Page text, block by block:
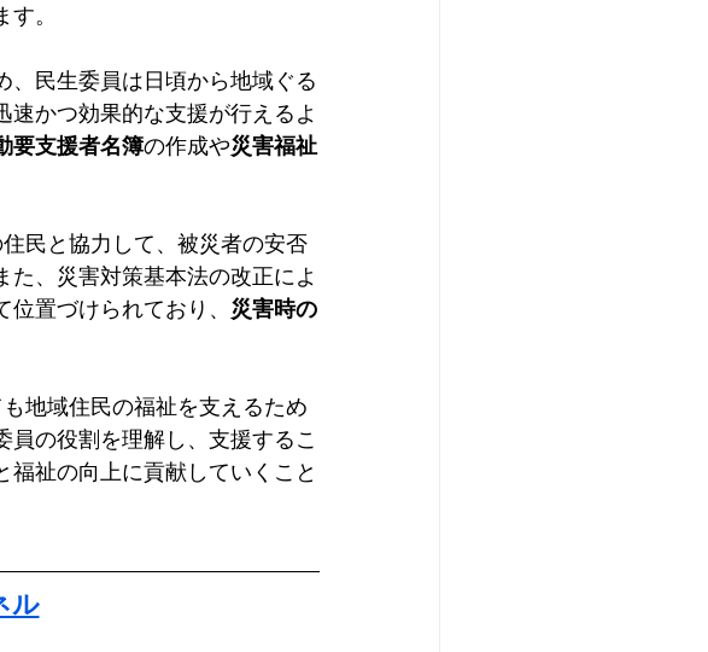
す。
、民生委員は日頃から地域ぐる
かつ効果的な支援が行えるよ
要支援者名簿の作成や災害福祉
民と協力して、被災者の安否
、災害対策基本法の改正によ
置づけられており、 災害時の
地域住民の福祉を支えるため
の役割を理解し、支援するこ
祉の向上に貢献していくこと
ル